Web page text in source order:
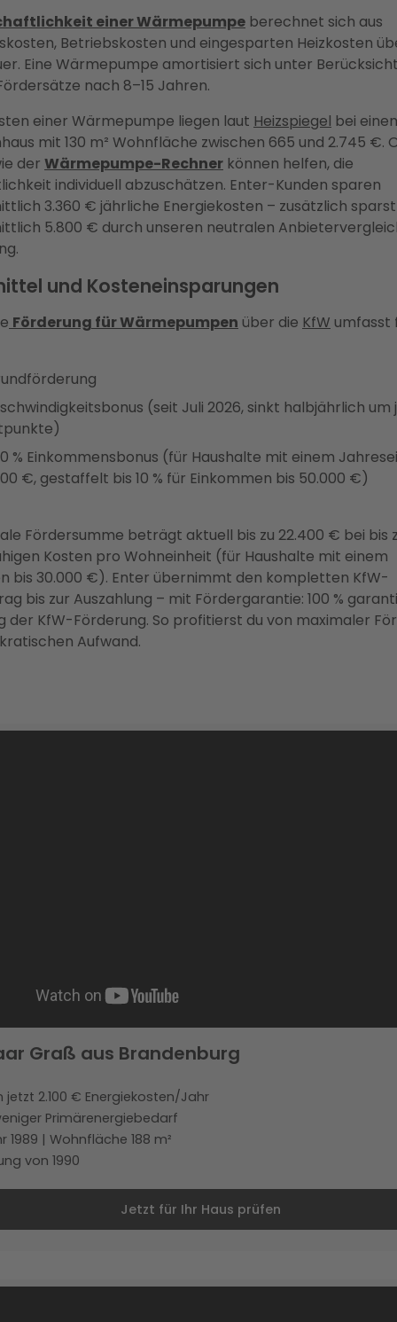
einer Wärmepumpe berechnet sich aus
Betriebskosten und eingesparten Heizkosten
Eine Wärmepumpe amortisiert sich unter
nach 8–15 Jahren.
einer Wärmepumpe liegen laut Heizspiegel bei
mit 130 m² Wohnfläche zwischen 665 und 2.745 €.
der Wärmepumpe-Rechner können helfen, die
individuell abzuschätzen. Enter-Kunden sparen
3.360 € jährliche Energiekosten – zusätzlich
5.800 € durch unseren neutralen
und Kosteneinsparungen
Förderung für Wärmepumpen über die KfW umfasst
(seit Juli 2026, sinkt halbjährlich um
% Einkommensbonus (für Haushalte mit einem
€, gestaffelt bis 10 % für Einkommen bis 50.000 €)
Fördersumme beträgt aktuell bis zu 22.400 € bei bis
Kosten pro Wohneinheit (für Haushalte mit einem
bis 30.000 €). Enter übernimmt den kompletten KfW-
bis zur Auszahlung – mit Fördergarantie: 100 %
der KfW-Förderung. So profitierst du von maximaler
Aufwand.
Graß aus Brandenburg
jetzt 2.100 € Energiekosten/Jahr
Primärenergiebedarf
1989 | Wohnfläche 188 m²
von 1990
Jetzt für Ihr Haus prüfen